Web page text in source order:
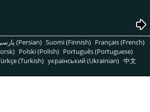
پارسی (Persian) Suomi (Finnish) Français (French)
Polski (Polish) Português (Portuguese)
(Turkish) український (Ukrainian) 中文